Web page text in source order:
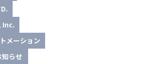
Inc.
メーション
知らせ